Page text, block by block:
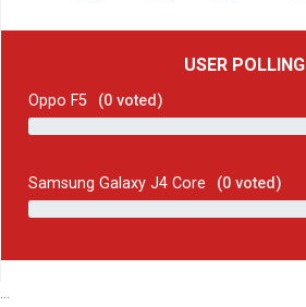
USER POLLING
Oppo F5 (0 voted)
Samsung Galaxy J4 Core (0 voted)